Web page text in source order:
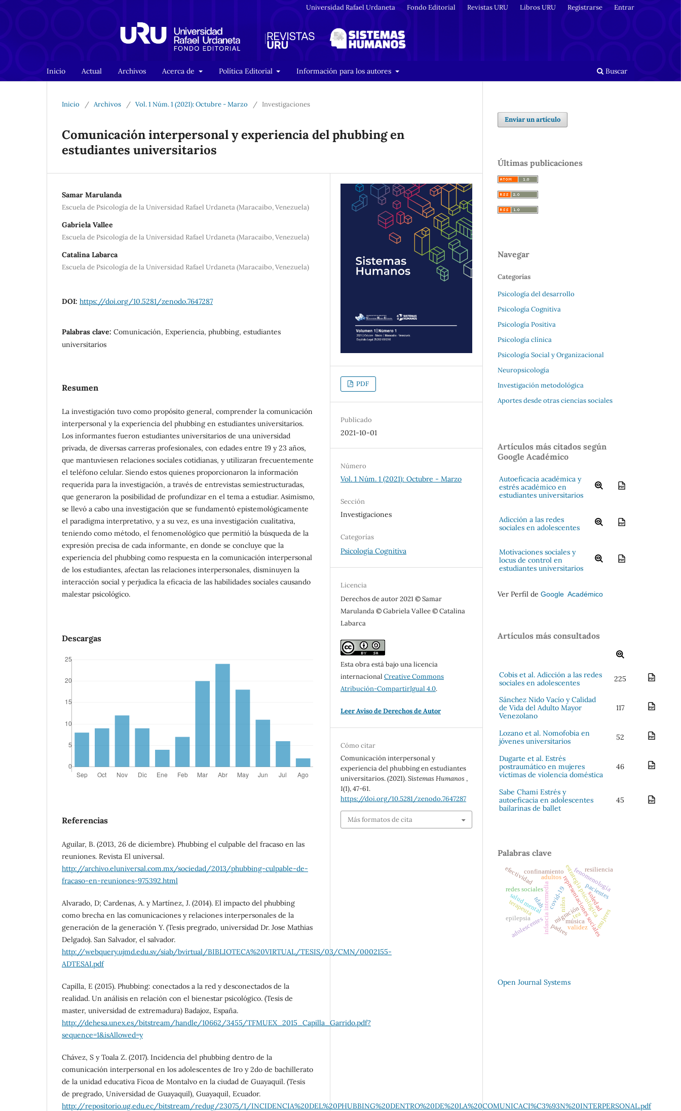
Inicio Actual Archivos Acerca de Política Editorial Información para los autores Buscar
Universidad Rafael Urdaneta Fondo Editorial Revistas URU Libros URU Registrarse Entrar
Inicio / Archivos / Vol. 1 Núm. 1 (2021): Octubre - Marzo / Investigaciones
Comunicación interpersonal y experiencia del phubbing en
estudiantes universitarios
Samar Marulanda
Escuela de Psicología de la Universidad Rafael Urdaneta (Maracaibo, Venezuela)
Gabriela Vallee
Escuela de Psicología de la Universidad Rafael Urdaneta (Maracaibo, Venezuela)
Catalina Labarca
Escuela de Psicología de la Universidad Rafael Urdaneta (Maracaibo, Venezuela)
DOI: https://doi.org/10.5281/zenodo.7647287
Palabras clave: Comunicación, Experiencia, phubbing, estudiantes
universitarios
Resumen
La investigación tuvo como propósito general, comprender la comunicación
interpersonal y la experiencia del phubbing en estudiantes universitarios.
Los informantes fueron estudiantes universitarios de una universidad
privada, de diversas carreras profesionales, con edades entre 19 y 23 años,
que mantuviesen relaciones sociales cotidianas, y utilizaran frecuentemente
el teléfono celular. Siendo estos quienes proporcionaron la información
requerida para la investigación, a través de entrevistas semiestructuradas,
que generaron la posibilidad de profundizar en el tema a estudiar. Asimismo,
se llevó a cabo una investigación que se fundamentó epistemológicamente
el paradigma interpretativo, y a su vez, es una investigación cualitativa,
teniendo como método, el fenomenológico que permitió la búsqueda de la
expresión precisa de cada informante, en donde se concluye que la
experiencia del phubbing como respuesta en la comunicación interpersonal
de los estudiantes, afectan las relaciones interpersonales, disminuyen la
interacción social y perjudica la eficacia de las habilidades sociales causando
malestar psicológico.
Descargas
Referencias
Aguilar, B. (2013, 26 de diciembre). Phubbing el culpable del fracaso en las
reuniones. Revista El universal.
http://archivo.eluniversal.com.mx/sociedad/2013/phubbing-culpable-de-
fracaso-en-reuniones-975392.html
Alvarado, D; Cardenas, A. y Martínez, J. (2014). El impacto del phubbing
como brecha en las comunicaciones y relaciones interpersonales de la
generación de la generación Y. (Tesis pregrado, universidad Dr. Jose Mathias
Delgado). San Salvador, el salvador.
http://webquery.ujmd.edu.sv/siab/bvirtual/BIBLIOTECA%20VIRTUAL/TESIS/03/CMN/0002155-
ADTESAI.pdf
Capilla, E (2015). Phubbing: conectados a la red y desconectados de la
realidad. Un análisis en relación con el bienestar psicológico. (Tesis de
master, universidad de extremadura) Badajoz, España.
http://dehesa.unex.es/bitstream/handle/10662/3455/TFMUEX_2015_Capilla_Garrido.pdf?
sequence=1&isAllowed=y
Chávez, S y Toala Z. (2017). Incidencia del phubbing dentro de la
comunicación interpersonal en los adolescentes de 1ro y 2do de bachillerato
de la unidad educativa Ficoa de Montalvo en la ciudad de Guayaquil. (Tesis
de pregrado, Universidad de Guayaquil), Guayaquil, Ecuador.
http://repositorio.ug.edu.ec/bitstream/redug/23075/1/INCIDENCIA%20DEL%20PHUBBING%20DENTRO%20DE%20LA%20COMUNICACI%C3%93N%20INTERPERSONAL.pdf
PDF
Publicado
2021-10-01
Número
Vol. 1 Núm. 1 (2021): Octubre - Marzo
Sección
Investigaciones
Categorías
Psicología Cognitiva
Licencia
Derechos de autor 2021 © Samar
Marulanda © Gabriela Vallee © Catalina
Labarca
Esta obra está bajo una licencia
internacionalCreative Commons
Atribución-CompartirIgual 4.0.
Leer Aviso de Derechos de Autor
Cómo citar
Comunicación interpersonal y
experiencia del phubbing en estudiantes
universitarios. (2021).Sistemas Humanos ,
1(1), 47-61.
https://doi.org/10.5281/zenodo.7647287
Más formatos de cita
Enviar un artículo
Últimas publicaciones
Navegar
Categorías
Psicología del desarrollo
Psicología Cognitiva
Psicología Positiva
Psicología clínica
Psicología Social y Organizacional
Neuropsicología
Investigación metodológica
Aportes desde otras ciencias sociales
Artículos más citados según
Google Académico
Autoeficacia académica y
estrés académico en
estudiantes universitarios
Adicción a las redes
sociales en adolescentes
Motivaciones sociales y
locus de control en
estudiantes universitarios
Ver Perfil de Google Académico
Artículos más consultados
Cobis et al. Adicción a las redes
sociales en adolescentes
225
Sánchez Nido Vacío y Calidad
de Vida del Adulto Mayor
Venezolano
117
Lozano et al. Nomofobia en
jóvenes universitarios
52
Dugarte et al. Estrés
postraumático en mujeres
víctimas de violencia doméstica
46
Sabe Chami Estrés y
autoeficacia en adolescentes
bailarinas de ballet
45
Palabras clave
representaciones sociales
niños
infancia intermedia migración
padres
música
covid-19
salud mental estrategia psicológica
tea
adultos
soledad
confinamiento
adolescentes
redes sociales fenomenología
resiliencia
efectividad
validez
terapeuta
pacientes
epilepsia mujeres
tdah
Open Journal Systems